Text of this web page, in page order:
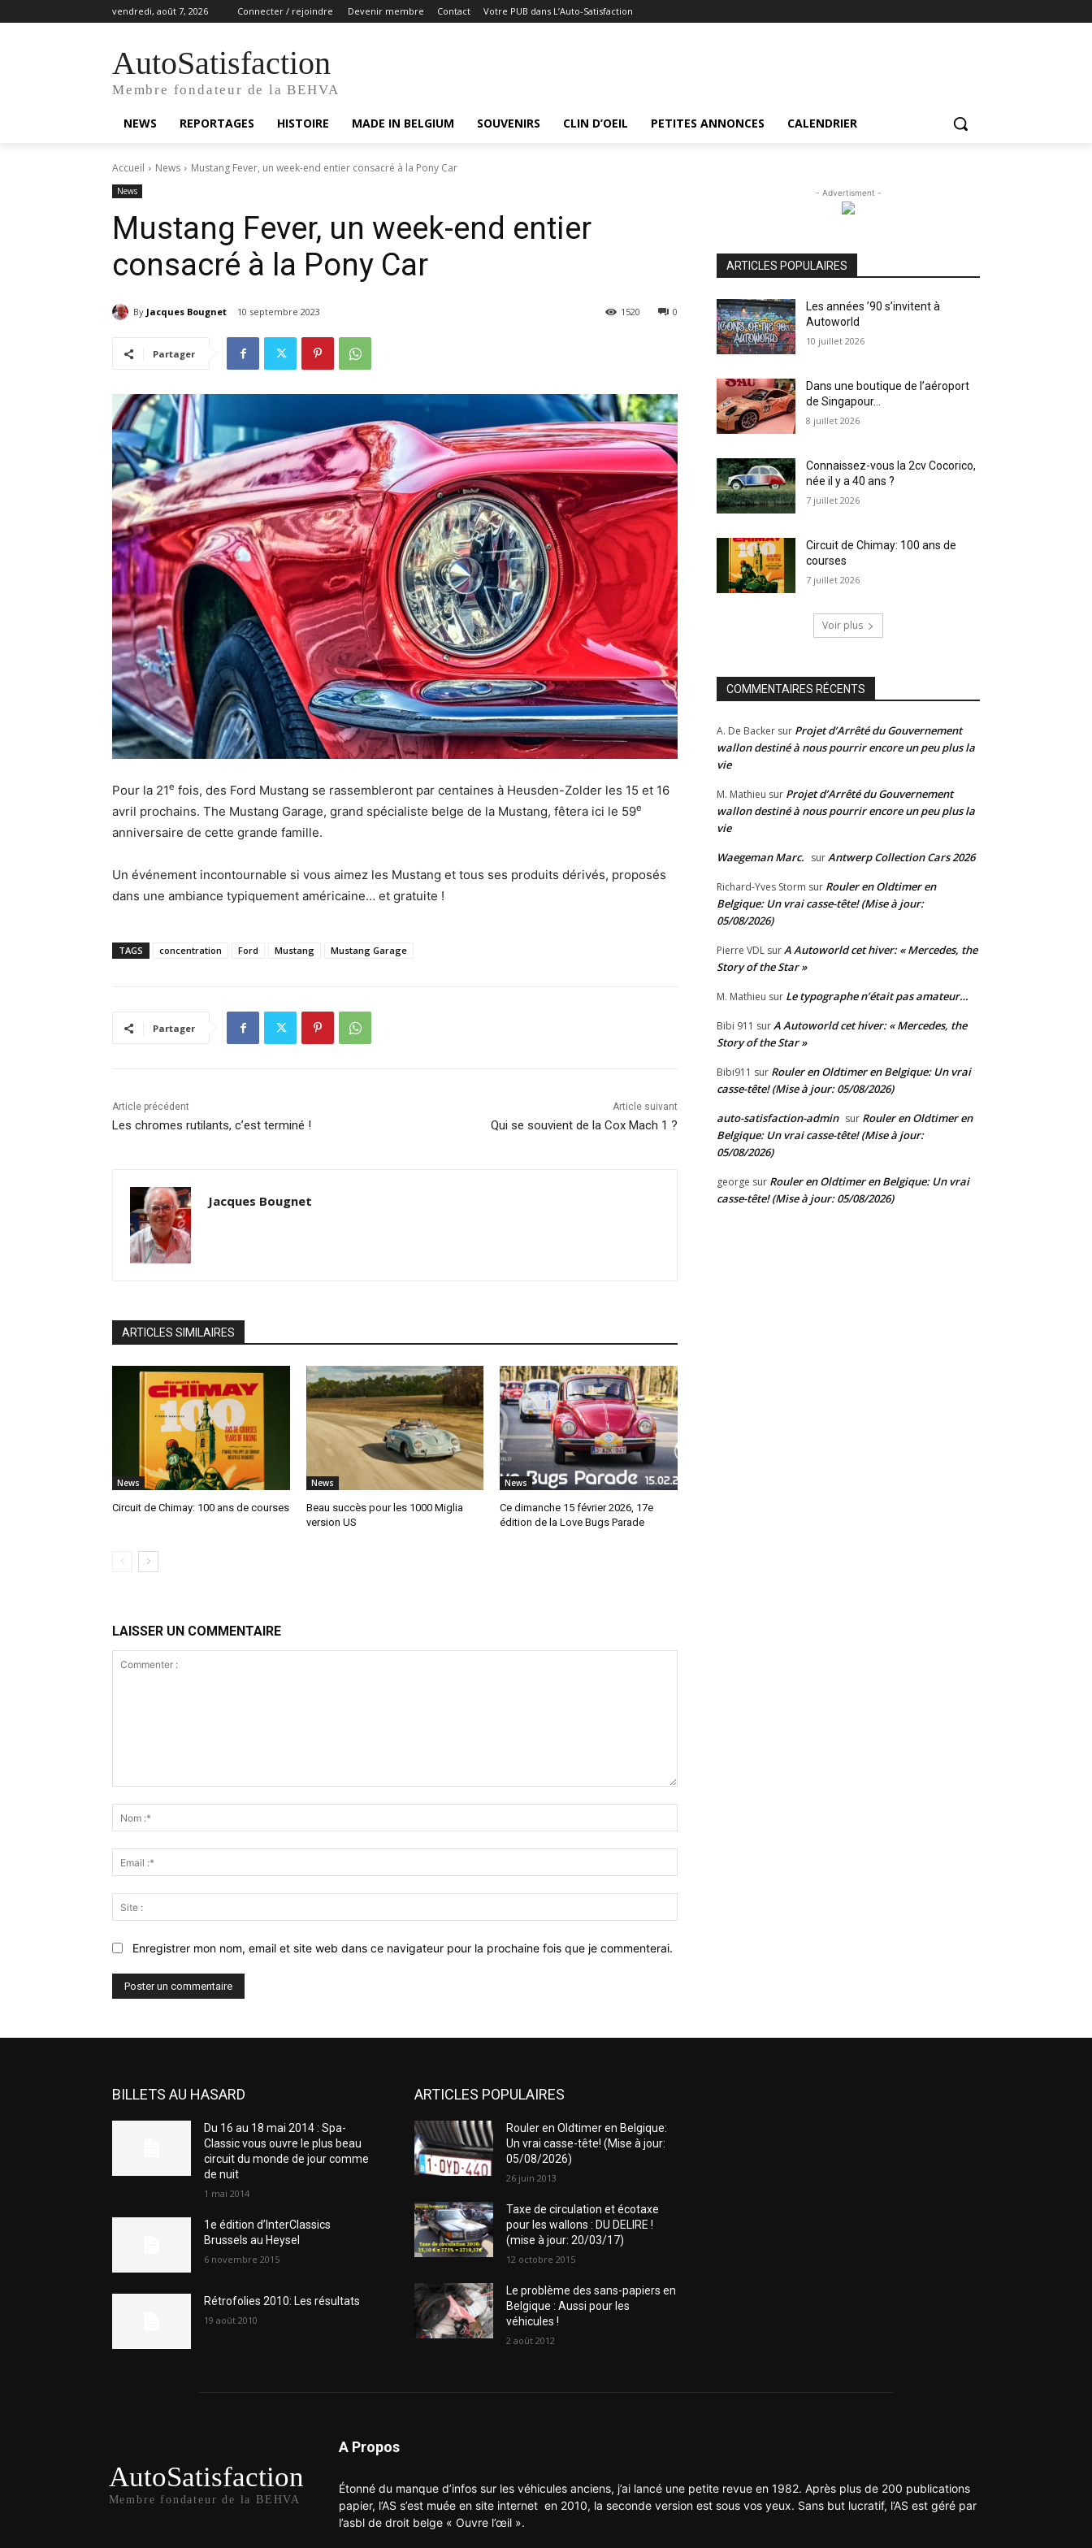
vendredi, août 7, 2026 Connecter / rejoindre Devenir membre Contact Votre PUB dans L’Auto-Satisfaction
AutoSatisfaction
Membre fondateur de la BEHVA
NEWS REPORTAGES HISTOIRE MADE IN BELGIUM SOUVENIRS CLIN D’OEIL PETITES ANNONCES CALENDRIER
Accueil News Mustang Fever, un week-end entier consacré à la Pony Car
News
Mustang Fever, un week-end entier
consacré à la Pony Car
By Jacques Bougnet 10 septembre 2023 0
1520
Partager
Pour la 21e fois, des Ford Mustang se rassembleront par centaines à Heusden-Zolder les 15 et 16
avril prochains. The Mustang Garage, grand spécialiste belge de la Mustang, fêtera ici le 59e
anniversaire de cette grande famille.
Un événement incontournable si vous aimez les Mustang et tous ses produits dérivés, proposés
dans une ambiance typiquement américaine… et gratuite !
TAGS concentration Ford Mustang Mustang Garage
Partager
Article précédent
Les chromes rutilants, c’est terminé !
Article suivant
Qui se souvient de la Cox Mach 1 ?
Jacques Bougnet
ARTICLES SIMILAIRES
News
Circuit de Chimay: 100 ans de courses
News
Beau succès pour les 1000 Miglia
version US
News
Ce dimanche 15 février 2026, 17e
édition de la Love Bugs Parade
LAISSER UN COMMENTAIRE
:*
:*
:
Enregistrer mon nom, email et site web dans ce navigateur pour la prochaine fois que je commenterai.
- Advertisment -
ARTICLES POPULAIRES
Les années ’90 s’invitent à
Autoworld
10 juillet 2026
Dans une boutique de l’aéroport
de Singapour…
8 juillet 2026
Connaissez-vous la 2cv Cocorico,
née il y a 40 ans ?
7 juillet 2026
Circuit de Chimay: 100 ans de
courses
7 juillet 2026
Voir plus
COMMENTAIRES RÉCENTS
A. De Backer sur Projet d’Arrêté du Gouvernement
wallon destiné à nous pourrir encore un peu plus la
vie
M. Mathieu sur Projet d’Arrêté du Gouvernement
wallon destiné à nous pourrir encore un peu plus la
vie
Waegeman Marc. surAntwerp Collection Cars 2026
Richard-Yves Storm sur Rouler en Oldtimer en
Belgique: Un vrai casse-tête! (Mise à jour:
05/08/2026)
Pierre VDL surA Autoworld cet hiver: « Mercedes, the
Story of the Star »
M. Mathieu sur Le typographe n’était pas amateur…
Bibi 911 surA Autoworld cet hiver: « Mercedes, the
Story of the Star »
Bibi911 sur Rouler en Oldtimer en Belgique: Un vrai
casse-tête! (Mise à jour: 05/08/2026)
auto-satisfaction-admin sur Rouler en Oldtimer en
Belgique: Un vrai casse-tête! (Mise à jour:
05/08/2026)
george sur Rouler en Oldtimer en Belgique: Un vrai
casse-tête! (Mise à jour: 05/08/2026)
BILLETS AU HASARD
Du 16 au 18 mai 2014 : Spa-
Classic vous ouvre le plus beau
circuit du monde de jour comme
de nuit
1 mai 2014
1e édition d’InterClassics
Brussels au Heysel
6 novembre 2015
Rétrofolies 2010: Les résultats
19 août 2010
ARTICLES POPULAIRES
Rouler en Oldtimer en Belgique:
Un vrai casse-tête! (Mise à jour:
05/08/2026)
26 juin 2013
Taxe de circulation et écotaxe
pour les wallons : DU DELIRE !
(mise à jour: 20/03/17)
12 octobre 2015
Le problème des sans-papiers en
Belgique : Aussi pour les
véhicules !
2 août 2012
AutoSatisfaction
Membre fondateur de la BEHVA
A Propos
Étonné du manque d’infos sur les véhicules anciens, j’ai lancé une petite revue en 1982. Après plus de 200 publications
papier, l’AS s’est muée en site internet en 2010, la seconde version est sous vos yeux. Sans but lucratif, l’AS est géré par
l’asbl de droit belge « Ouvre l’œil ».